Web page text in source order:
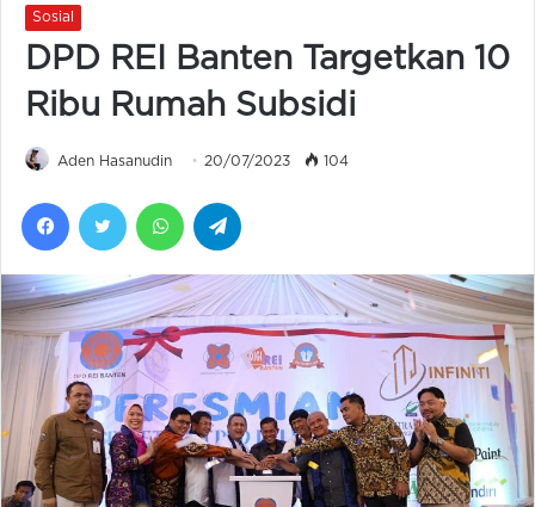
Sosial
DPD REI Banten Targetkan 10
Ribu Rumah Subsidi
Aden Hasanudin 20/07/2023 104
FacebookTwitter WhatsApp